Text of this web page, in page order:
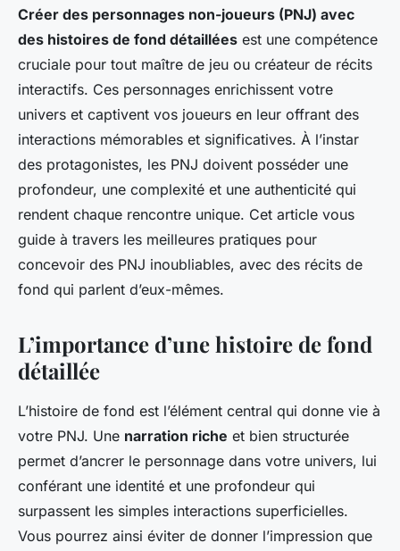
Quelles sont les meilleures
pratiques pour créer des
personnages non-joueurs avec
des histoires de fond
approfondies?
Créer des personnages non-joueurs (PNJ) avec
des histoires de fond détaillées est une compétence
cruciale pour tout maître de jeu ou créateur de récits
interactifs. Ces personnages enrichissent votre
univers et captivent vos joueurs en leur offrant des
interactions mémorables et significatives. À l’instar
des protagonistes, les PNJ doivent posséder une
profondeur, une complexité et une authenticité qui
rendent chaque rencontre unique. Cet article vous
guide à travers les meilleures pratiques pour
concevoir des PNJ inoubliables, avec des récits de
fond qui parlent d’eux-mêmes.
L’importance d’une histoire de fond
détaillée
L’histoire de fond est l’élément central qui donne vie à
votre PNJ. Une narration riche et bien structurée
permet d’ancrer le personnage dans votre univers, lui
conférant une identité et une profondeur qui
surpassent les simples interactions superficielles.
Vous pourrez ainsi éviter de donner l’impression que